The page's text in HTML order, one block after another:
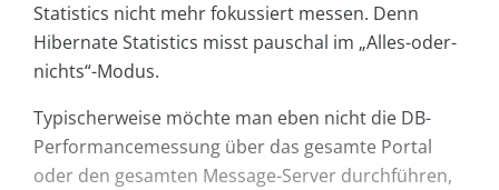
Statistics nicht mehr fokussiert messen. Denn
Hibernate Statistics misst pauschal im „Alles-oder-
nichts“-Modus.
Typischerweise möchte man eben nicht die DB-
Performancemessung über das gesamte Portal
oder den gesamten Message-Server durchführen,